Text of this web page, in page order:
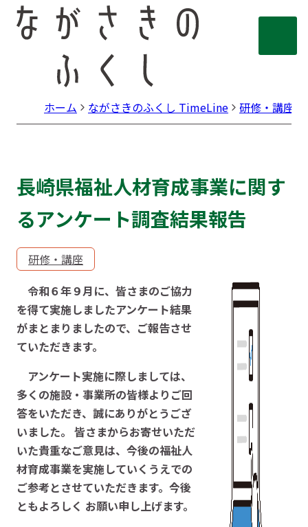
ホーム ながさきのふくし TimeLine 研修・講座
長崎県福祉人材育成事業に関す
るアンケート調査結果報告
研修・講座
令和６年９月に、皆さまのご協力
を得て実施しましたアンケート結果
がまとまりましたので、ご報告させ
ていただきます。
アンケート実施に際しましては、
多くの施設・事業所の皆様よりご回
答をいただき、誠にありがとうござ
いました。 皆さまからお寄せいただ
いた貴重なご意見は、今後の福祉人
材育成事業を実施していくうえでの
ご参考とさせていただきます。今後
ともよろしく お願い申し上げます。